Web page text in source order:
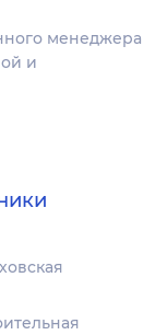
менеджера
и